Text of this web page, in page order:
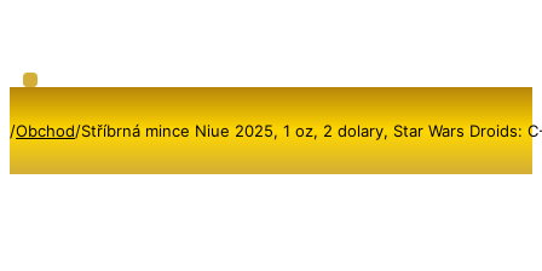
/Obchod/Stříbrná mince Niue 2025, 1 oz, 2 dolary, Star Wars Droids: